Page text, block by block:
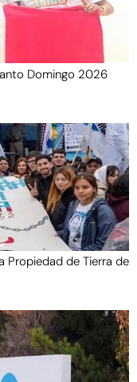
Domingo 2026
Propiedad de Tierra de